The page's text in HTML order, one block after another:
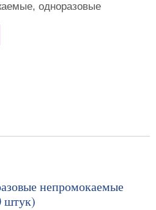
одноразовые
непромокаемые
штук)